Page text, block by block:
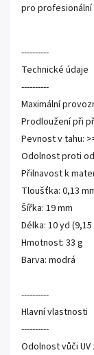
pro
----------
Technické údaje
----------
Maximální
Prodloužení při
Pevnost v tahu:
Odolnost proti
Přilnavost k
Tloušťka: 0,13
Šířka: 19 mm
Délka: 10 yd (9,15
Hmotnost: 33 g
Barva: modrá
----------
Hlavní vlastnosti
----------
Odolnost vůči UV